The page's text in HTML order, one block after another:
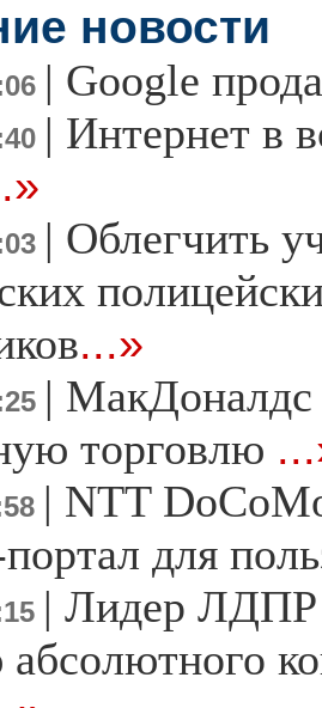
новости
| Google
| Интернет в
| Облегчить
...»
| МакДоналдс
торговлю
| NTT
для
| Лидер ЛДПР